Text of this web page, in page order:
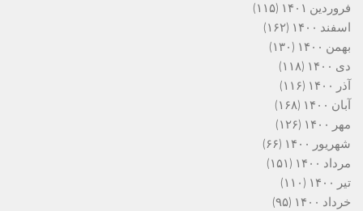
فروردین ۱۴۰۱
(۱۱۵)
اسفند ۱۴۰۰
(۱۶۲)
بهمن ۱۴۰۰
(۱۳۰)
دی ۱۴۰۰
(۱۱۸)
آذر ۱۴۰۰
(۱۱۶)
آبان ۱۴۰۰
(۱۶۸)
مهر ۱۴۰۰
(۱۲۶)
شهریور ۱۴۰۰
(۶۶)
مرداد ۱۴۰۰
(۱۵۱)
تیر ۱۴۰۰
(۱۱۰)
خرداد ۱۴۰۰
(۹۵)